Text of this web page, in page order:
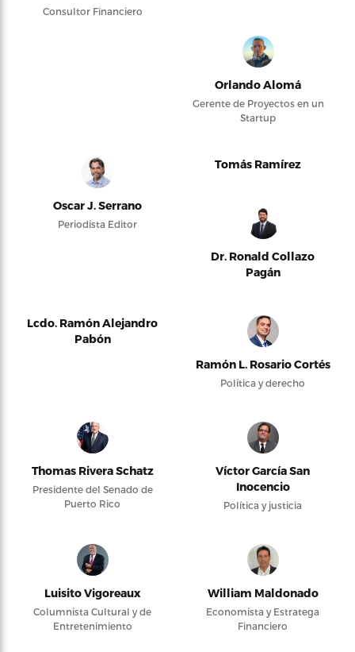
Consultor Financiero
Orlando Alomá
Gerente de Proyectos en un
Startup
Oscar J. Serrano
Periodista Editor
Tomás Ramírez
Dr. Ronald Collazo
Pagán
Lcdo. Ramón Alejandro
Pabón
Ramón L. Rosario Cortés
Política y derecho
Thomas Rivera Schatz
Presidente del Senado de
Puerto Rico
Víctor García San
Inocencio
Política y justicia
Luisito Vigoreaux
Columnista Cultural y de
Entretenimiento
William Maldonado
Economista y Estratega
Financiero